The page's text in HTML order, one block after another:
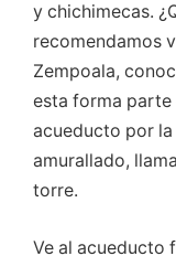
y chichimecas.
recomendamos
Zempoala,
esta forma
acueducto por la
amurallado,
torre.
Ve al acueducto